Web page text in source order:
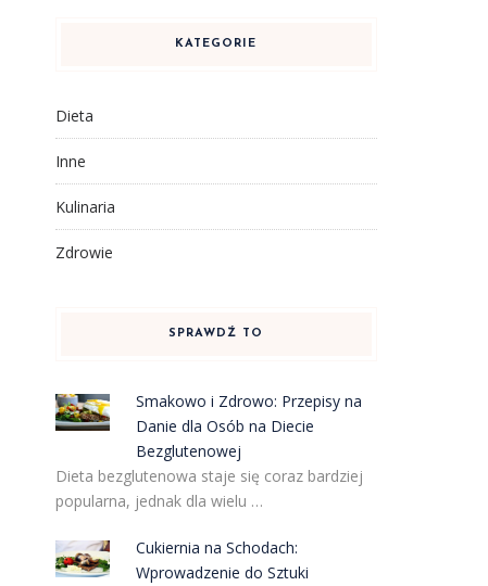
KATEGORIE
Dieta
Inne
Kulinaria
Zdrowie
SPRAWDŹ TO
Smakowo i Zdrowo: Przepisy na
Danie dla Osób na Diecie
Bezglutenowej
Dieta bezglutenowa staje się coraz bardziej
popularna, jednak dla wielu …
Cukiernia na Schodach:
Wprowadzenie do Sztuki